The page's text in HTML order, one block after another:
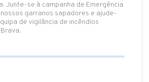
Junte-se à campanha de Emergência
garranos sapadores e ajude-
de vigilância de incêndios